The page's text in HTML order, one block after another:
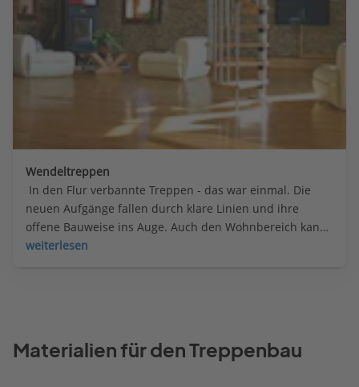
Wendeltreppen
In den Flur verbannte Treppen - das war einmal. Die
neuen Aufgänge fallen durch klare Linien und ihre
offene Bauweise ins Auge. Auch den Wohnbereich kann
eine Wendeltreppe ästhetisch bereichern.
weiterlesen
Materialien für den Treppenbau